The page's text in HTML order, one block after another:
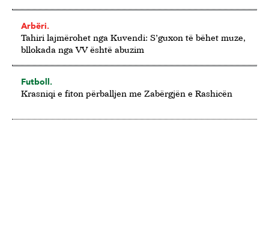
Arbëri.
Tahiri lajmërohet nga Kuvendi: S’guxon të bëhet muze,
bllokada nga VV është abuzim
Futboll.
Krasniqi e fiton përballjen me Zabërgjën e Rashicën